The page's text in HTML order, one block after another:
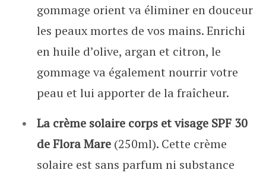
gommage orient va éliminer en douceur
les peaux mortes de vos mains. Enrichi
en huile d’olive, argan et citron, le
gommage va également nourrir votre
peau et lui apporter de la fraîcheur.
La crème solaire corps et visage SPF 30
de Flora Mare (250ml). Cette crème
solaire est sans parfum ni substance